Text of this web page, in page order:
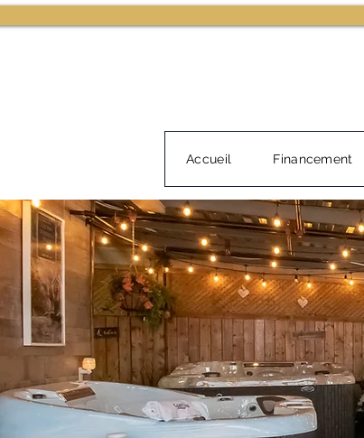
Accueil Financement